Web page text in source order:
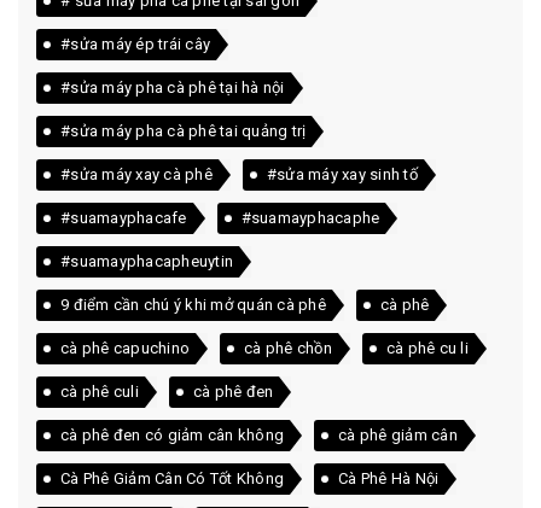
#sửa máy ép trái cây
#sửa máy pha cà phê tại hà nội
#sửa máy pha cà phê tai quảng trị
#sửa máy xay cà phê #sửa máy xay sinh tố
#suamayphacafe #suamayphacaphe
#suamayphacapheuytin
9 điểm cần chú ý khi mở quán cà phê cà phê
cà phê capuchino cà phê chồn cà phê cu li
cà phê culi cà phê đen
cà phê đen có giảm cân không cà phê giảm cân
Cà Phê Giảm Cân Có Tốt Không Cà Phê Hà Nội